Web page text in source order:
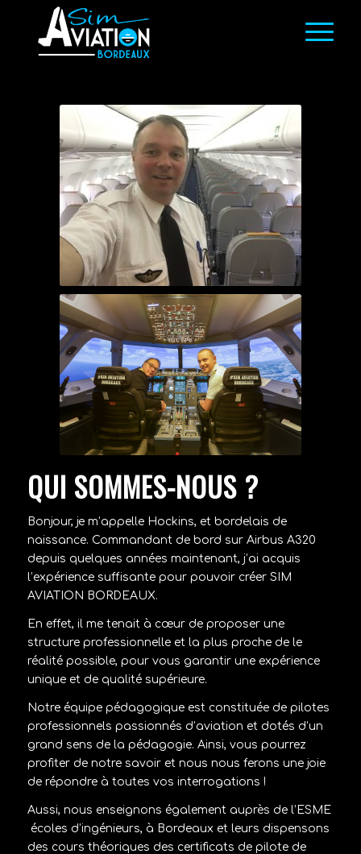
QUI SOMMES-NOUS ?
Bonjour, je m’appelle Hockins, et bordelais de
naissance. Commandant de bord sur Airbus A320
depuis quelques années maintenant, j’ai acquis
l’expérience suffisante pour pouvoir créer SIM
AVIATION BORDEAUX.
En effet, il me tenait à cœur de proposer une
structure professionnelle et la plus proche de le
réalité possible, pour vous garantir une expérience
unique et de qualité supérieure.
Notre équipe pédagogique est constituée de pilotes
professionnels passionnés d’aviation et dotés d’un
grand sens de la pédagogie. Ainsi, vous pourrez
profiter de notre savoir et nous nous ferons une joie
de répondre à toutes vos interrogations !
Aussi, nous enseignons également auprès de l’ESME
écoles d’ingénieurs, à Bordeaux et leurs dispensons
des cours théoriques des certificats de pilote de